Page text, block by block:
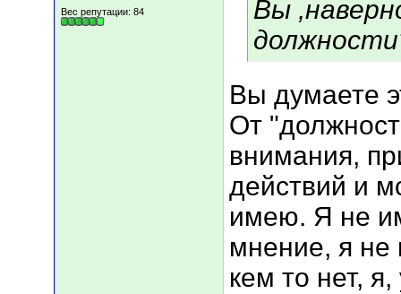
Вес репутации: 84
Вы
Вы думаете
От
внимания,
действий и
имею. Я не
мнение, я не
кем то нет,